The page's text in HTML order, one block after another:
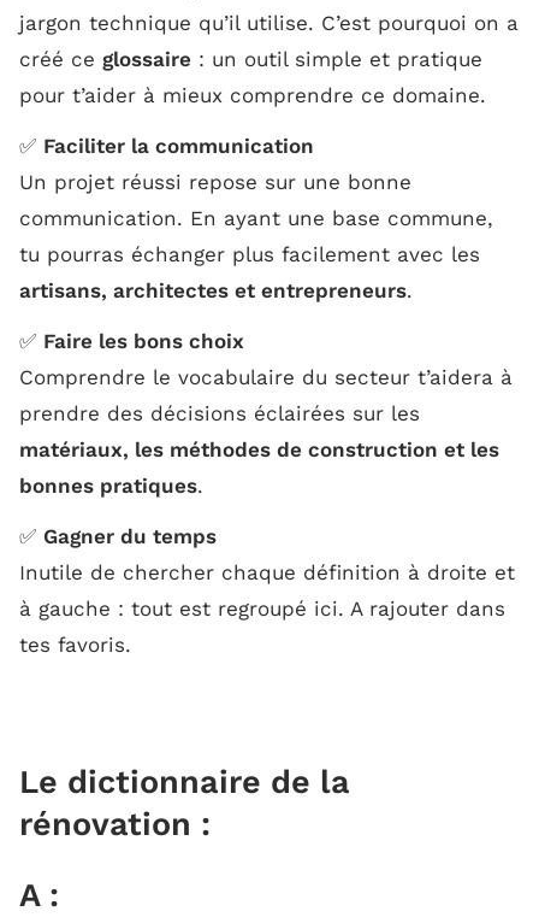
B :
D :
E :
F :
G :
H :
I :
L :
jargon technique qu’il utilise. C’est pourquoi on a
créé ce glossaire : un outil simple et pratique
pour t’aider à mieux comprendre ce domaine.
✅ Faciliter la communication
Un projet réussi repose sur une bonne
communication. En ayant une base commune,
tu pourras échanger plus facilement avec les
artisans, architectes et entrepreneurs.
✅ Faire les bons choix
Comprendre le vocabulaire du secteur t’aidera à
prendre des décisions éclairées sur les
matériaux, les méthodes de construction et les
bonnes pratiques.
✅ Gagner du temps
Inutile de chercher chaque définition à droite et
à gauche : tout est regroupé ici. A rajouter dans
tes favoris.
Le dictionnaire de la
rénovation :
A :